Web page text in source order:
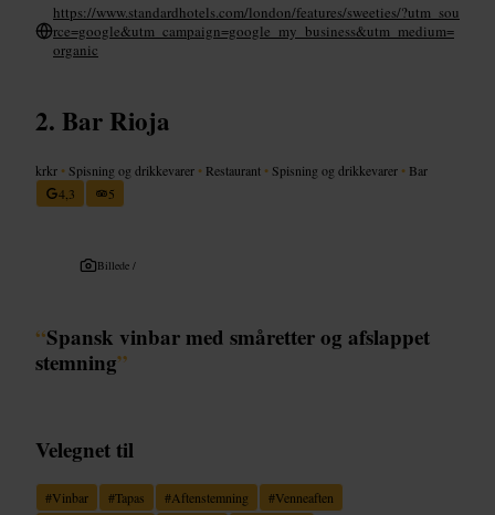
https://www.standardhotels.com/london/features/sweeties/?utm_sou
rce=google&utm_campaign=google_my_business&utm_medium=
organic
Bar Rioja
krkr • Spisning og drikkevarer • Restaurant • Spisning og drikkevarer • Bar
4,3
5
Billede /
“Spansk vinbar med småretter og afslappet
stemning”
Velegnet til
#Vinbar #Tapas #Aftenstemning #Venneaften